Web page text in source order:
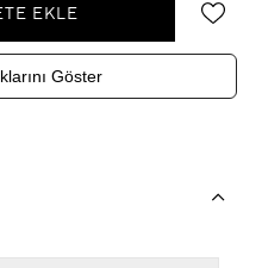
Göster